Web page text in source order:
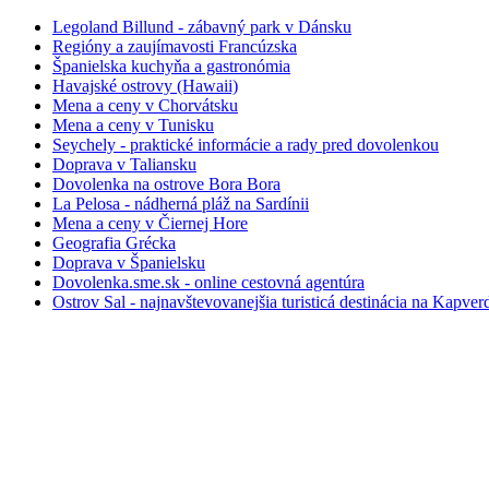
Legoland Billund - zábavný park v Dánsku
Regióny a zaujímavosti Francúzska
Španielska kuchyňa a gastronómia
Havajské ostrovy (Hawaii)
Mena a ceny v Chorvátsku
Mena a ceny v Tunisku
Seychely - praktické informácie a rady pred dovolenkou
Doprava v Taliansku
Dovolenka na ostrove Bora Bora
La Pelosa - nádherná pláž na Sardínii
Mena a ceny v Čiernej Hore
Geografia Grécka
Doprava v Španielsku
Dovolenka.sme.sk - online cestovná agentúra
Ostrov Sal - najnavštevovanejšia turisticá destinácia na